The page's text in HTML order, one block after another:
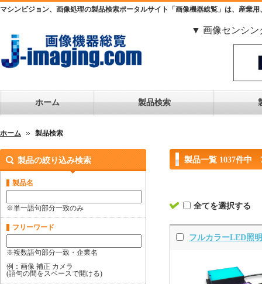
マシンビジョン、画像処理の製品検索ポータルサイト「画像機器総覧」は、産業
▼ 画像センシ
ホーム 製品検索
ホーム 製品検索
製品一覧 1037件中
全てを選択する
フルカラーLED照
製品の絞り込み検索
製品名
※単一語句部分一致のみ
フリーワード
※複数語句部分一致・企業名
例：画像 補正 カメラ
(語句の間をスペースで開ける)